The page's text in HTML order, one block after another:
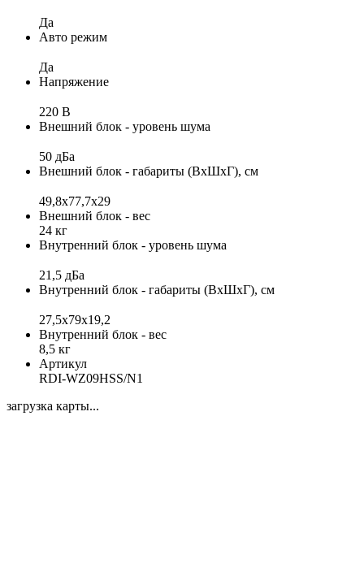
Да
Авто режим
Да
Напряжение
220 В
Внешний блок - уровень шума
50 дБа
Внешний блок - габариты (ВхШхГ), см
49,8x77,7x29
Внешний блок - вес
24 кг
Внутренний блок - уровень шума
21,5 дБа
Внутренний блок - габариты (ВхШхГ), см
27,5x79x19,2
Внутренний блок - вес
8,5 кг
Артикул
RDI-WZ09HSS/N1
загрузка карты...